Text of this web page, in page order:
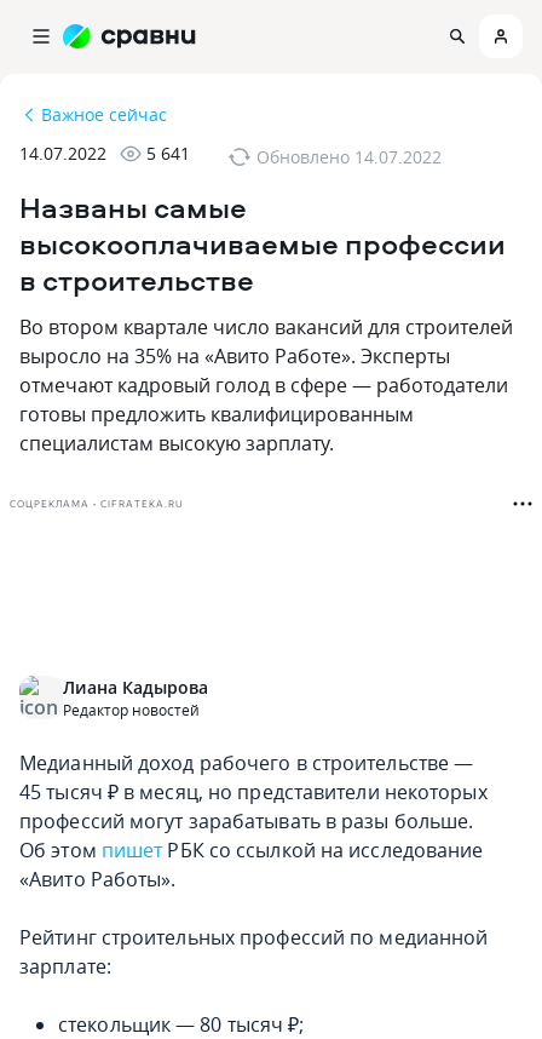
Важное сейчас
14.07.2022
5 641 Обновлено 14.07.2022
Названы самые
высокооплачиваемые профессии
в строительстве
Во втором квартале число вакансий для строителей
выросло на 35% на «Авито Работе». Эксперты
отмечают кадровый голод в сфере — работодатели
готовы предложить квалифицированным
специалистам высокую зарплату.
СОЦРЕКЛАМА • CIFRATEKA.RU
Лиана Кадырова
Редактор новостей
Медианный доход рабочего в строительстве —
45 тысяч ₽ в месяц, но представители некоторых
профессий могут зарабатывать в разы больше.
Об этом пишетРБК со ссылкой на исследование
«Авито Работы».
Рейтинг строительных профессий по медианной
зарплате:
стекольщик — 80 тысяч ₽;